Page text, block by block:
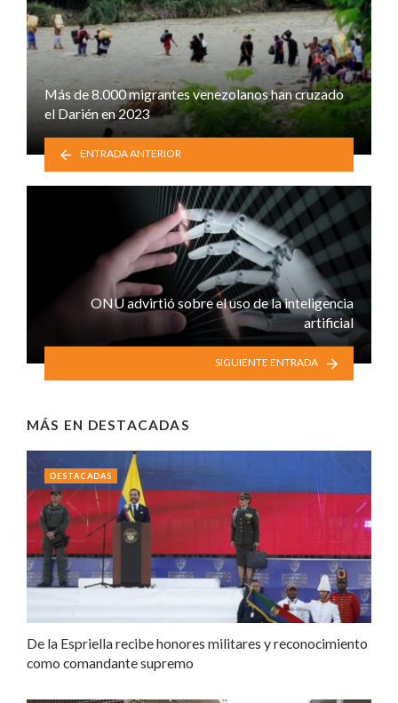
Más de 8.000 migrantes venezolanos han cruzado
el Darién en 2023
ENTRADA ANTERIOR
ONU advirtió sobre el uso de la inteligencia
artificial
SIGUIENTE ENTRADA
MÁS EN DESTACADAS
De la Espriella recibe honores militares y reconocimiento
como comandante supremo
DESTACADAS